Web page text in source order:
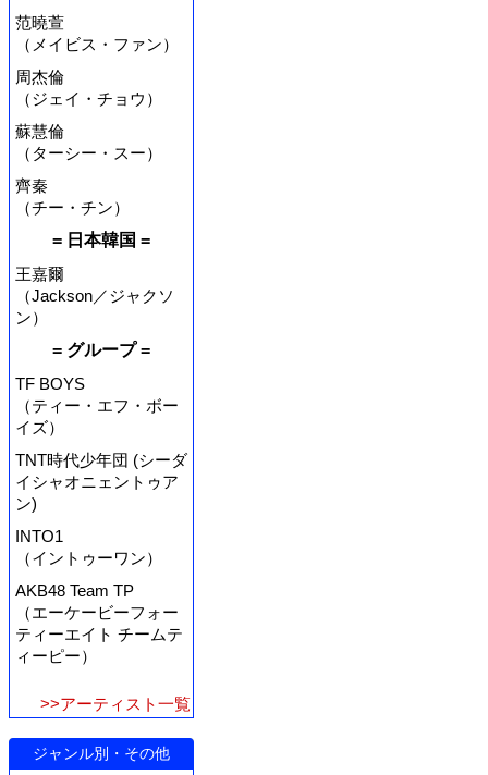
范曉萱
（メイビス・ファン）
周杰倫
（ジェイ・チョウ）
蘇慧倫
（ターシー・スー）
齊秦
（チー・チン）
= 日本韓国 =
王嘉爾
（Jackson／ジャクソ
ン）
= グループ =
TF BOYS
（ティー・エフ・ボー
イズ）
TNT時代少年団 (シーダ
イシャオニェントゥア
ン)
INTO1
（イントゥーワン）
AKB48 Team TP
（エーケービーフォー
ティーエイト チームテ
ィーピー）
>>アーティスト一覧
ジャンル別・その他